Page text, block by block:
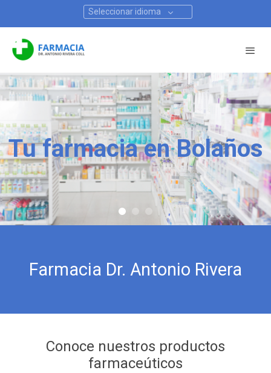
Seleccionar idioma
Tu farmacia en Bolaños
Farmacia Dr. Antonio Rivera
Conoce nuestros productos
farmaceúticos